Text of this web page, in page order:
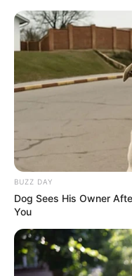
Dee-dee
22 Ideias de
BUZZ DAY
Dog Sees His Owner
You